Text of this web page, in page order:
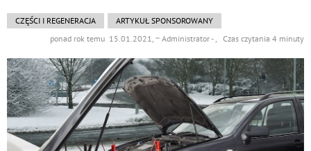
CZĘŚCI I REGENERACJA
ARTYKUŁ SPONSOROWANY
ponad rok temu 15.01.2021, ~ Administrator - , Czas czytania 4 minuty